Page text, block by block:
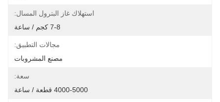
استهلاك غاز البترول المسال:
7-8 كجم / ساعة
مجالات التطبيق:
مصنع المشروبات
سعة:
4000-5000 قطعة / ساعة